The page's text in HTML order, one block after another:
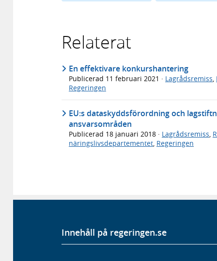
Relaterat
En effektivare konkurshantering
Publicerad 11 februari 2021 · Lagrådsremiss,
Regeringen
EU:s dataskyddsförordning och
ansvarsområden
Publicerad 18 januari 2018 · Lagrådsremiss
näringslivsdepartementet Regeringen
Innehåll på regeringen.se